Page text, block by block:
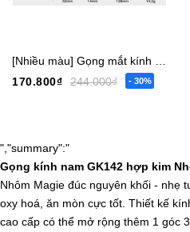
170.800₫
244.000₫ - 30%
","summary":"
Gọng kính nam GK142 hợp kim
Nhôm Magie đúc nguyên khối - nhẹ
oxy hoá, ăn mòn cực tốt. Thiết kế
cao cấp có thể mở rộng thêm 1 góc